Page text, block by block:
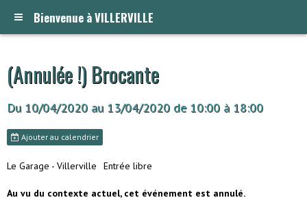
Bienvenue à VILLERVILLE
(Annulée !) Brocante
Du 10/04/2020 au 13/04/2020 de 10:00 à 18:00
Ajouter au calendrier
Le Garage - Villerville Entrée libre
Au vu du contexte actuel, cet événement est annulé.